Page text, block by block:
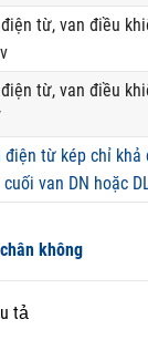
từ, van điều
từ, van điều
điện từ kép chỉ khả
van DN hoặc
không
tả